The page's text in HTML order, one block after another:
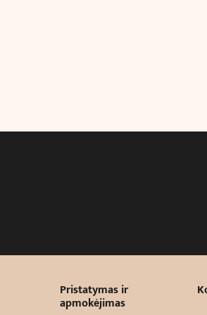
Pristatymas ir
apmokėjimas